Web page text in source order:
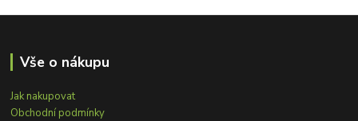
Vše o nákupu
Jak nakupovat
Obchodní podmínky